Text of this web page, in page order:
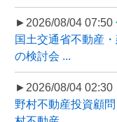
►2026/08/04 07:50
国土交通省不動産
の検討会 ...
►2026/08/04 02:30
野村不動産投資顧